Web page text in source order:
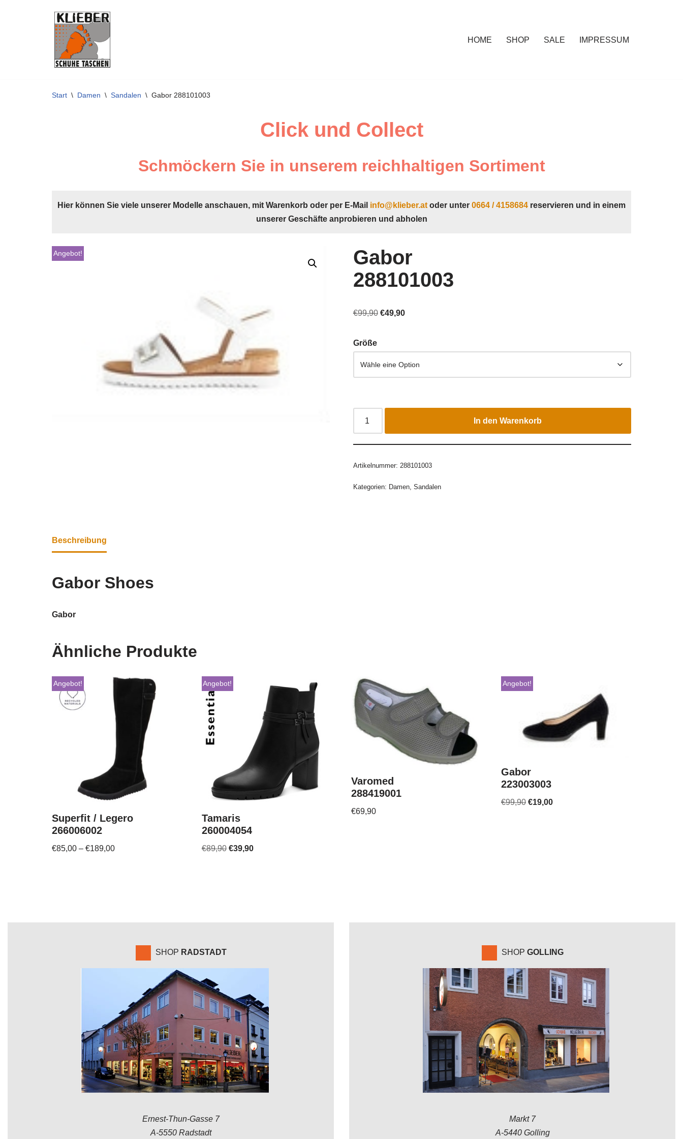
HOME SHOP SALE IMPRESSUM
Start \ Damen \ Sandalen \ Gabor 288101003
Click und Collect
Schmöckern Sie in unserem reichhaltigen Sortiment
Hier können Sie viele unserer Modelle anschauen, mit Warenkorb oder per E-Mail info@klieber.at oder unter 0664 / 4158684 reservieren und in einem
unserer Geschäfte anprobieren und abholen
Angebot!
Gabor
288101003
€99,90 €49,90
Größe
In den Warenkorb
Artikelnummer: 288101003
Kategorien: Damen, Sandalen
Beschreibung
Gabor Shoes
Gabor
Ähnliche Produkte
Angebot!
Superfit / Legero
266006002
€85,00 – €189,00
Angebot!
Tamaris
260004054
€89,90 €39,90
Varomed
288419001
€69,90
Angebot!
Gabor
223003003
€99,90 €19,00
SHOP RADSTADT
Ernest-Thun-Gasse 7
A-5550 Radstadt
SHOP GOLLING
Markt 7
A-5440 Golling